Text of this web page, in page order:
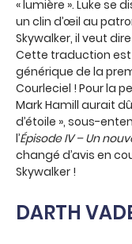
« lumière ». Luke se
un clin d’œil au
Skywalker, il veut
Cette traduction est
générique de la
Courleciel ! Pour la
Mark Hamill aurait
d’étoile », sous-
l’Épisode IV – Un
changé d’avis en
Skywalker !
DARTH